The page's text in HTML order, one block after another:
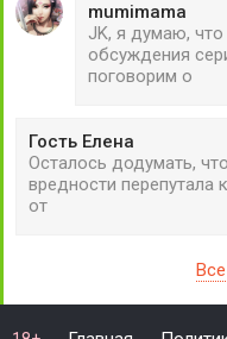
mumimama
JK, я думаю,
обсуждения
поговорим о
Гость Елена
Осталось додумать,
вредности перепутала
от